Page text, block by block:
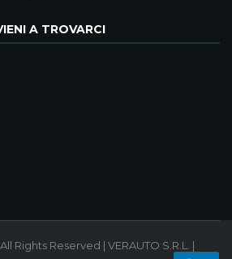
A TROVARCI
Rights Reserved | VERAUTO S.R.L. |